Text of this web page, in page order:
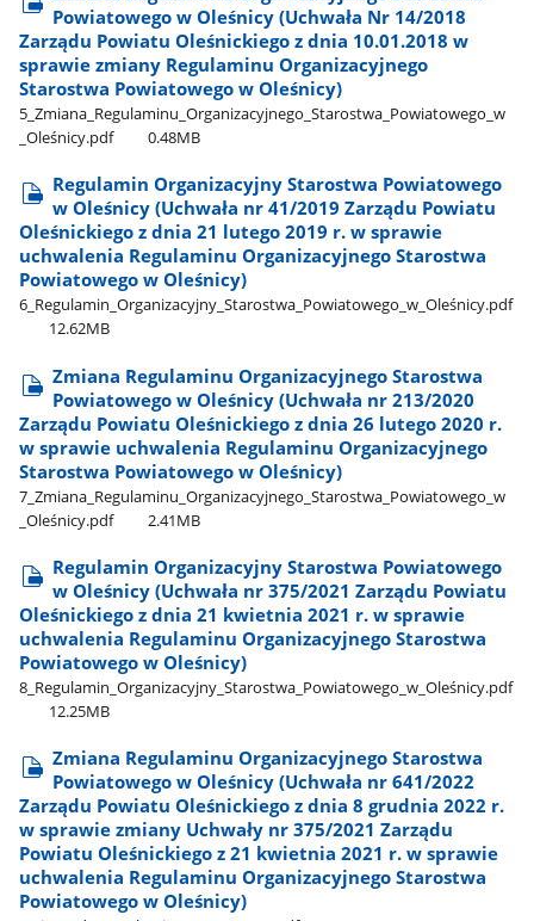
Powiatowego w Oleśnicy (Uchwała Nr 14/2018
Zarządu Powiatu Oleśnickiego z dnia 10.01.2018 w
sprawie zmiany Regulaminu Organizacyjnego
Starostwa Powiatowego w Oleśnicy)
5​_Zmiana​_Regulaminu​_Organizacyjnego​_Starostwa​_Powiatowego​_w​
_Oleśnicy.pdf
0.48MB
Regulamin Organizacyjny Starostwa Powiatowego
w Oleśnicy (Uchwała nr 41/2019 Zarządu Powiatu
Oleśnickiego z dnia 21 lutego 2019 r. w sprawie
uchwalenia Regulaminu Organizacyjnego Starostwa
Powiatowego w Oleśnicy)
6​_Regulamin​_Organizacyjny​_Starostwa​_Powiatowego​_w​_Oleśnicy.pdf
12.62MB
Zmiana Regulaminu Organizacyjnego Starostwa
Powiatowego w Oleśnicy (Uchwała nr 213/2020
Zarządu Powiatu Oleśnickiego z dnia 26 lutego 2020 r.
w sprawie uchwalenia Regulaminu Organizacyjnego
Starostwa Powiatowego w Oleśnicy)
7​_Zmiana​_Regulaminu​_Organizacyjnego​_Starostwa​_Powiatowego​_w​
_Oleśnicy.pdf
2.41MB
Regulamin Organizacyjny Starostwa Powiatowego
w Oleśnicy (Uchwała nr 375/2021 Zarządu Powiatu
Oleśnickiego z dnia 21 kwietnia 2021 r. w sprawie
uchwalenia Regulaminu Organizacyjnego Starostwa
Powiatowego w Oleśnicy)
8​_Regulamin​_Organizacyjny​_Starostwa​_Powiatowego​_w​_Oleśnicy.pdf
12.25MB
Zmiana Regulaminu Organizacyjnego Starostwa
Powiatowego w Oleśnicy (Uchwała nr 641/2022
Zarządu Powiatu Oleśnickiego z dnia 8 grudnia 2022 r.
w sprawie zmiany Uchwały nr 375/2021 Zarządu
Powiatu Oleśnickiego z 21 kwietnia 2021 r. w sprawie
uchwalenia Regulaminu Organizacyjnego Starostwa
Powiatowego w Oleśnicy)